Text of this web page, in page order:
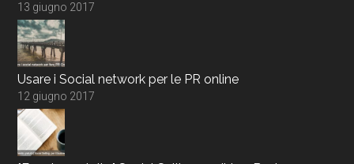
13 giugno 2017
Usare i Social network per le PR online
12 giugno 2017